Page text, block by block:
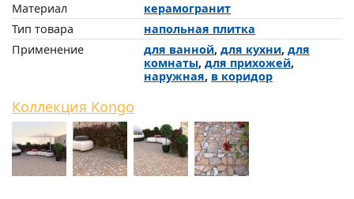
Материал
керамогранит
Тип товара
напольная плитка
Применение
для ванной, для кухни, для
комнаты, для прихожей,
наружная, в коридор
Коллекция Kongo